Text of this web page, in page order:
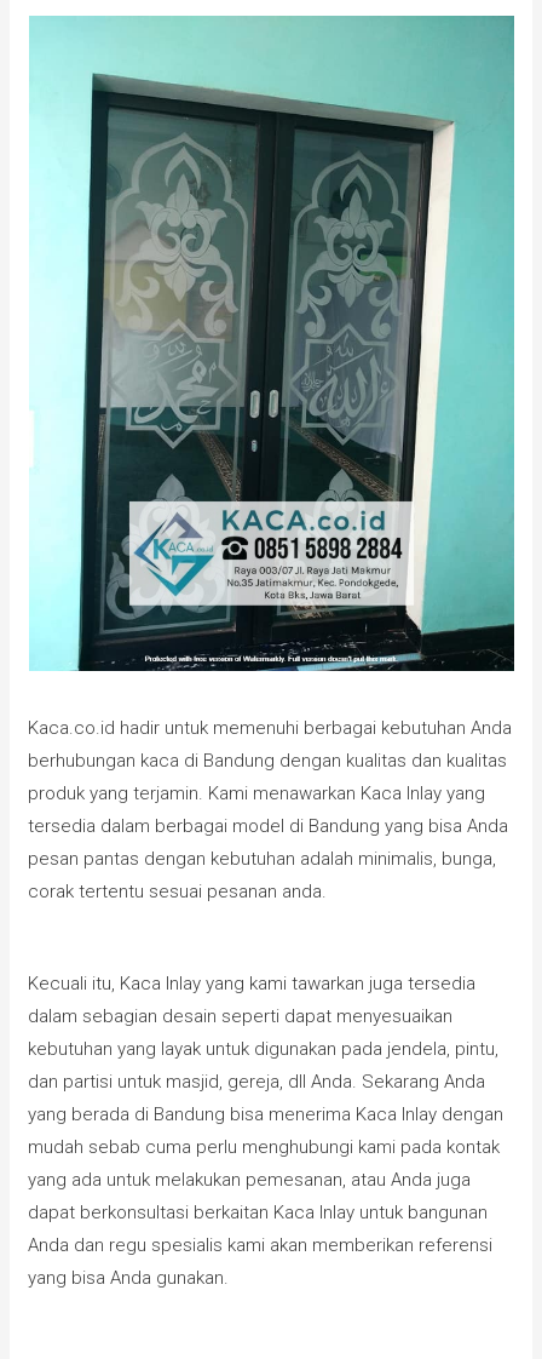
Kaca.co.id hadir untuk memenuhi berbagai kebutuhan Anda
berhubungan kaca di Bandung dengan kualitas dan kualitas
produk yang terjamin. Kami menawarkan Kaca Inlay yang
tersedia dalam berbagai model di Bandung yang bisa Anda
pesan pantas dengan kebutuhan adalah minimalis, bunga,
corak tertentu sesuai pesanan anda.
Kecuali itu, Kaca Inlay yang kami tawarkan juga tersedia
dalam sebagian desain seperti dapat menyesuaikan
kebutuhan yang layak untuk digunakan pada jendela, pintu,
dan partisi untuk masjid, gereja, dll Anda. Sekarang Anda
yang berada di Bandung bisa menerima Kaca Inlay dengan
mudah sebab cuma perlu menghubungi kami pada kontak
yang ada untuk melakukan pemesanan, atau Anda juga
dapat berkonsultasi berkaitan Kaca Inlay untuk bangunan
Anda dan regu spesialis kami akan memberikan referensi
yang bisa Anda gunakan.